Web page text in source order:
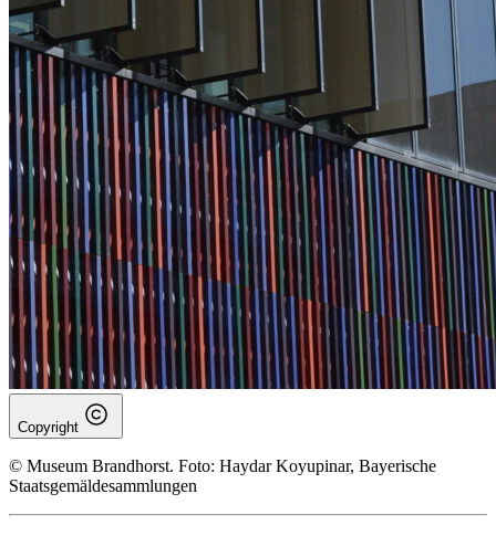
Copyright
© Museum Brandhorst. Foto: Haydar Koyupinar, Bayerische
Staatsgemäldesammlungen